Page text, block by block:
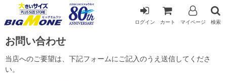
ログイン カート マイページ 検索
お問い合わせ
当店へのご要望は、下記フォームにご記入のうえ送信してくださ
い。